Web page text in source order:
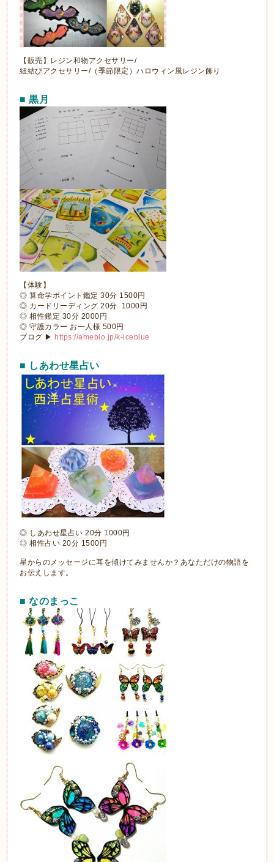
【販売】レジン和物アクセサリー/
紐結びアクセサリー/（季節限定）ハロウィン風レジン飾り
■ 黒月
【体験】
◎ 算命学ポイント鑑定 30分 1500円
◎ カードリーディング 20分 1000円
◎ 相性鑑定 30分 2000円
◎ 守護カラー お一人様 500円
ブログ ▶ https://ameblo.jp/k-iceblue
■ しあわせ星占い
◎ しあわせ星占い 20分 1000円
◎ 相性占い 20分 1500円
星からのメッセージに耳を傾けてみませんか？あなただけの物語を
お伝えします。
■ なのまっこ